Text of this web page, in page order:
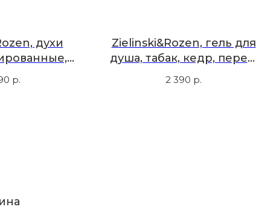
духи
амбра, 10 мл
р.
Zielinski&Rozen, гель для
душа, табак, кедр, перец,
300 мл
2 390 р.